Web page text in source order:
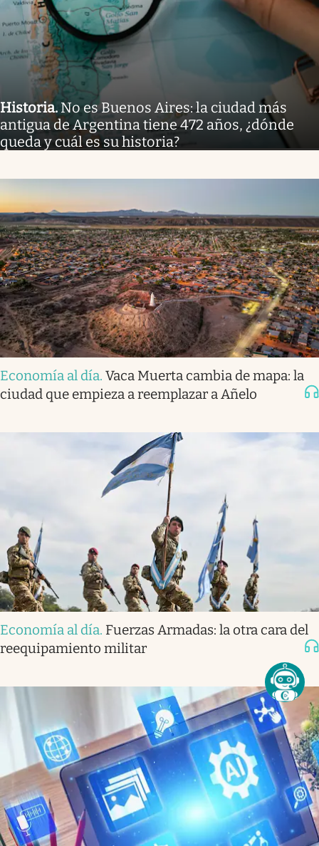
Historia. No es Buenos Aires: la ciudad más
antigua de Argentina tiene 472 años, ¿dónde
queda y cuál es su historia?
Economía al día. Vaca Muerta cambia de mapa: la
ciudad que empieza a reemplazar a Añelo
Economía al día. Fuerzas Armadas: la otra cara del
reequipamiento militar